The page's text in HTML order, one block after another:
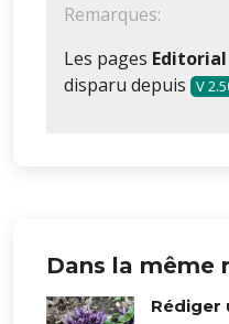
Remarques:
Les pages Editorial
disparu depuis
Dans la même
Rédiger